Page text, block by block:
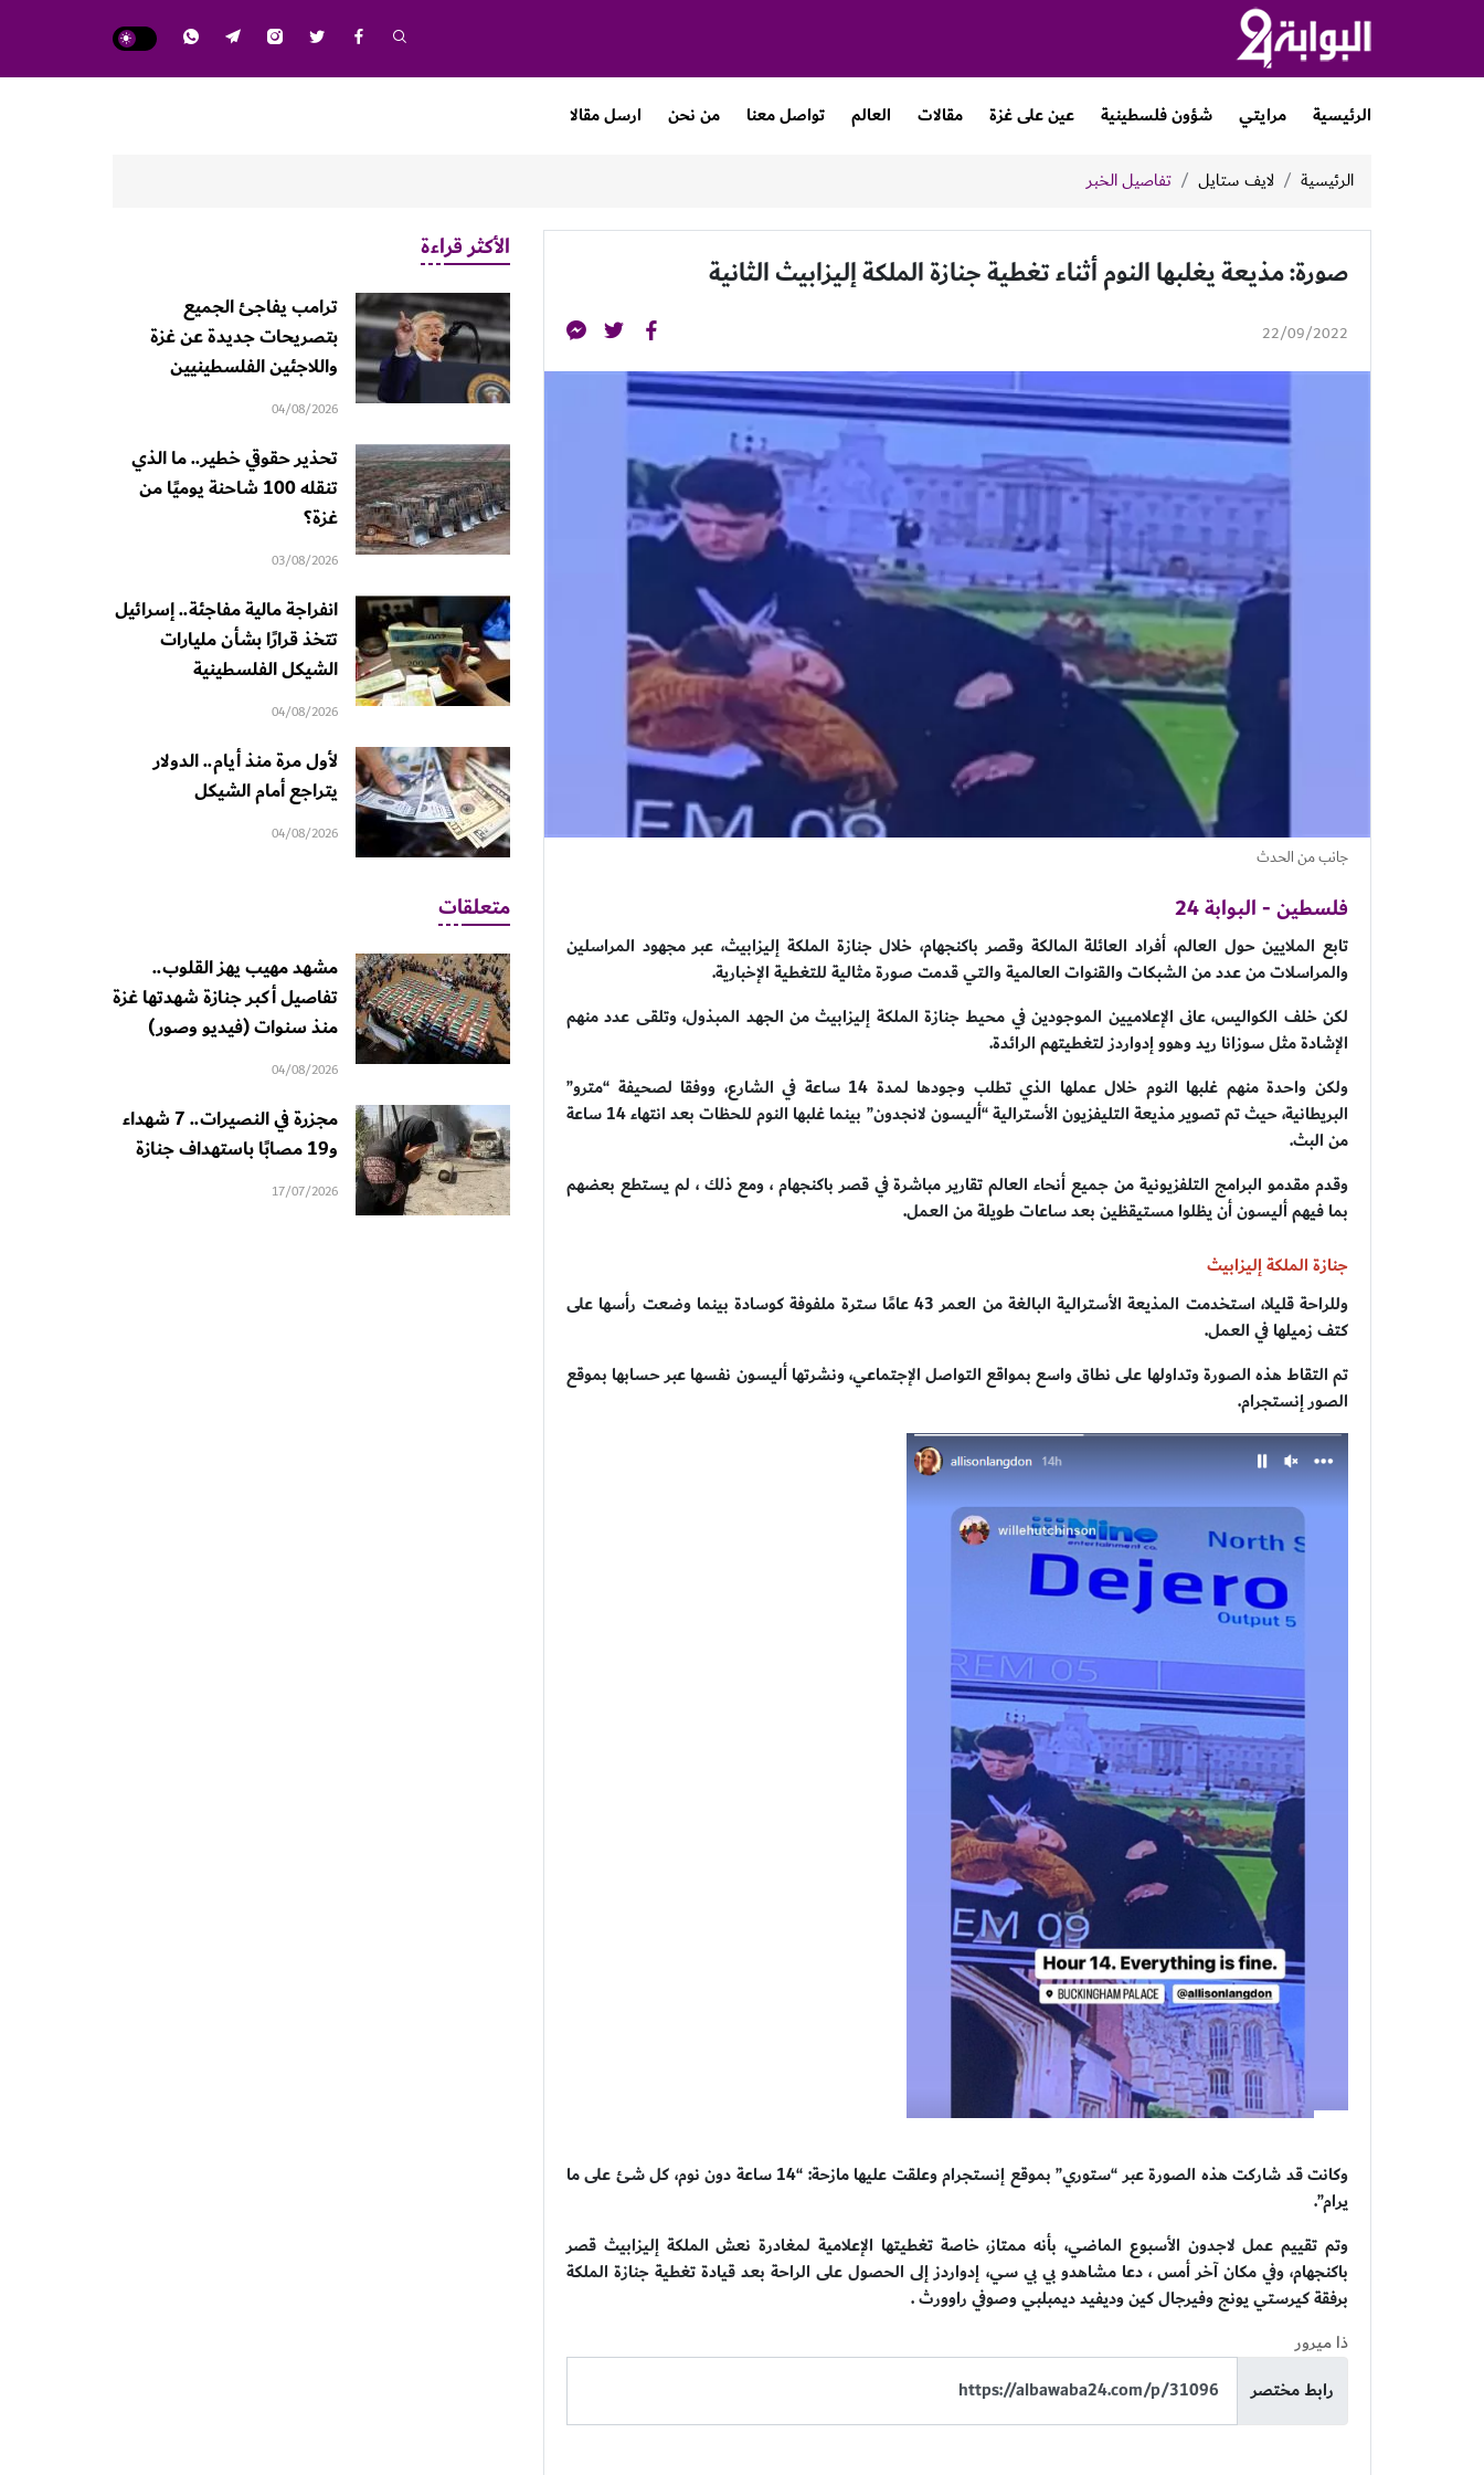
الرئيسية مرايتي شؤون فلسطينية عين على غزة مقالات العالم تواصل معنا من نحن ارسل مقالا
الرئيسية لايف ستايل تفاصيل الخبر
صورة: مذيعة يغلبها النوم أثناء تغطية جنازة الملكة إليزابيث الثانية
22/09/2022
جانب من الحدث
فلسطين - البوابة 24
تابع الملايين حول العالم، أفراد العائلة المالكة وقصر باكنجهام، خلال جنازة الملكة إليزابيث، عبر مجهود المراسلين
والمراسلات من عدد من الشبكات والقنوات العالمية والتي قدمت صورة مثالية للتغطية الإخبارية.
لكن خلف الكواليس، عانى الإعلاميين الموجودين في محيط جنازة الملكة إليزابيث من الجهد المبذول، وتلقى عدد منهم
الإشادة مثل سوزانا ريد وهوو إدواردز لتغطيتهم الرائدة.
ولكن واحدة منهم غلبها النوم خلال عملها الذي تطلب وجودها لمدة 14 ساعة في الشارع، ووفقا لصحيفة “مترو”
البريطانية، حيث تم تصوير مذيعة التليفزيون الأسترالية “أليسون لانجدون” بينما غلبها النوم للحظات بعد انتهاء 14 ساعة
من البث.
وقدم مقدمو البرامج التلفزيونية من جميع أنحاء العالم تقارير مباشرة في قصر باكنجهام ، ومع ذلك ، لم يستطع بعضهم
بما فيهم أليسون أن يظلوا مستيقظين بعد ساعات طويلة من العمل.
جنازة الملكة إليزابيث
وللراحة قليلا، استخدمت المذيعة الأسترالية البالغة من العمر 43 عامًا سترة ملفوفة كوسادة بينما وضعت رأسها على
كتف زميلها في العمل.
تم التقاط هذه الصورة وتداولها على نطاق واسع بمواقع التواصل الإجتماعي، ونشرتها أليسون نفسها عبر حسابها بموقع
الصور إنستجرام.
وكانت قد شاركت هذه الصورة عبر “ستوري” بموقع إنستجرام وعلقت عليها مازحة: “14 ساعة دون نوم، كل شئ على ما
يرام”.
وتم تقييم عمل لاجدون الأسبوع الماضي، بأنه ممتاز، خاصة تغطيتها الإعلامية لمغادرة نعش الملكة إليزابيث قصر
باكنجهام، وفي مكان آخر أمس ، دعا مشاهدو بي بي سي، إدواردز إلى الحصول على الراحة بعد قيادة تغطية جنازة الملكة
برفقة كيرستي يونج وفيرجال كين وديفيد ديمبلبي وصوفي راوورث .
ذا ميرور
رابط مختصر
الأكثر قراءة
ترامب يفاجئ الجميع
بتصريحات جديدة عن غزة
واللاجئين الفلسطينيين
04/08/2026
تحذير حقوقي خطير.. ما الذي
تنقله 100 شاحنة يوميًا من
غزة؟
03/08/2026
انفراجة مالية مفاجئة.. إسرائيل
تتخذ قرارًا بشأن مليارات
الشيكل الفلسطينية
04/08/2026
لأول مرة منذ أيام.. الدولار
يتراجع أمام الشيكل
04/08/2026
متعلقات
مشهد مهيب يهز القلوب..
تفاصيل أكبر جنازة شهدتها غزة
منذ سنوات (فيديو وصور)
04/08/2026
مجزرة في النصيرات.. 7 شهداء
و19 مصابًا باستهداف جنازة
17/07/2026